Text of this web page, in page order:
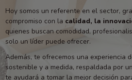
Hoy somos un referente en el sector,
compromiso con la calidad, la
quienes buscan comodidad,
solo un líder puede ofrecer.
Además, te ofrecemos una experiencia
sostenible y a medida, respaldada por
te ayudará a tomar la mejor decisión